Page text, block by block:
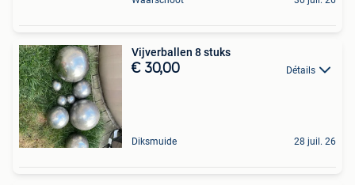
Vijverballen 8 stuks
€ 30,00 Détails
Diksmuide 28 juil. 26